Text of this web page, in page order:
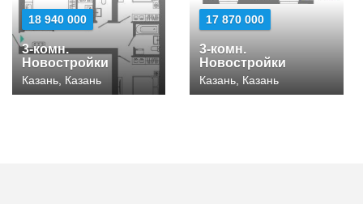
18 940 000
3-комн.
Новостройки
Казань, Казань
17 870 000
3-комн.
Новостройки
Казань, Казань